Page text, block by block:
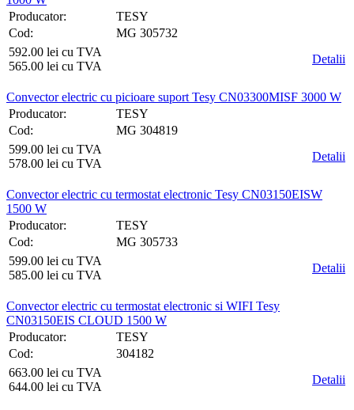
Producator:
TESY
Cod:
MG 305732
592.00 lei cu TVA
565.00 lei cu TVA
Detalii
Convector electric cu picioare suport Tesy CN03300MISF 3000 W
Producator:
TESY
Cod:
MG 304819
599.00 lei cu TVA
578.00 lei cu TVA
Detalii
Convector electric cu termostat electronic Tesy CN03150EISW
1500 W
Producator:
TESY
Cod:
MG 305733
599.00 lei cu TVA
585.00 lei cu TVA
Detalii
Convector electric cu termostat electronic si WIFI Tesy
CN03150EIS CLOUD 1500 W
Producator:
TESY
Cod:
304182
663.00 lei cu TVA
644.00 lei cu TVA
Detalii